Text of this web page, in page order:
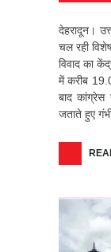
देहरादून।
चल रही
विवाद का
में करीब
बाद
जताते हुए